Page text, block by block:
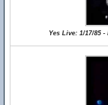
Yes Live: 1/17/85